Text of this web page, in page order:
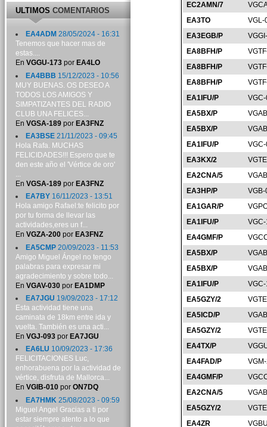
EC2AMN/7
EA3TO
VGL-
EA3EGB/P
EA8BFH/P
EA8BFH/P
EA8BFH/P
EA1IFU/P
EA5BX/P
EA5BX/P
EA1IFU/P
EA3KX/2
EA2CNA/5
EA3HP/P
EA1GAR/P
EA1IFU/P
EA4GMF/P
EA5BX/P
EA5BX/P
EA1IFU/P
EA5GZY/2
EA5ICD/P
EA5GZY/2
EA4TX/P
EA4FAD/P
EA4GMF/P
EA2CNA/5
EA5GZY/2
EA4ZR
ULTIMOSCOMENTARIOS
EA4ADM 28/05/2024 - 16:31
Tenemos que hacer mas de
estas....
En VGGU-173por EA4LO
EA4BBB 15/12/2023 - 10:56
MUY BUENAS. OS DESEO A
TODOS LOS AMIGOS Y
SIMPATIZANTES DEL RADIO
CLUB UNA FELICES...
En VGSA-189por EA3FNZ
EA3BSE21/11/2023 - 09:45
Hola Rafa. MUCHAS
FELICIDADES!!! Espero que te
den este año el 'Vértice de oro'
...
En VGSA-189por EA3FNZ
EA7BY16/11/2023 - 13:51
Hola amigo Rafael:te felicito por
por tu forma de llevar las
actividades,eres un f...
En VGZA-200por EA3FNZ
EA5CMP20/09/2023 - 11:53
Amigo Miguel Ángel no tengo
palabras para expresar mi
agradecimiento y sobre todo...
En VGAV-030por EA1DMP
EA7JGU 19/09/2023 - 17:12
Esta actividad tiene una
caminata de 18km entre ida y
vuelta. También es una acti...
En VGJ-093por EA7JGU
EA6LU 10/09/2023 - 17:36
FELICITACIONES Luc,
enhorabuena por la actividad de
vértice, disfruta de Mallorca...
En VGIB-010por ON7DQ
EA7HMK 25/08/2023 - 09:59
Miguel Angel Gracias a ti por
estar siempre atento a lo que